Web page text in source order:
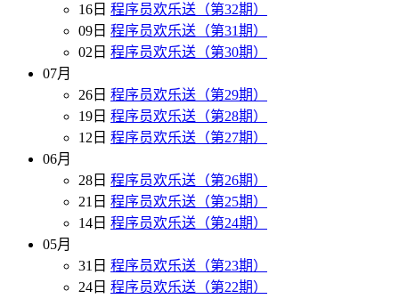
16日 程序员欢乐送（第32期）
09日 程序员欢乐送（第31期）
02日 程序员欢乐送（第30期）
07月
26日 程序员欢乐送（第29期）
19日 程序员欢乐送（第28期）
12日 程序员欢乐送（第27期）
06月
28日 程序员欢乐送（第26期）
21日 程序员欢乐送（第25期）
14日 程序员欢乐送（第24期）
05月
31日 程序员欢乐送（第23期）
24日 程序员欢乐送（第22期）